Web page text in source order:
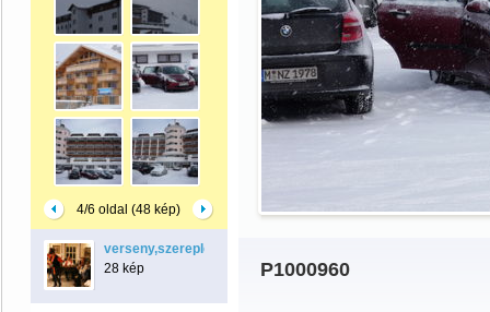
4/6 oldal (48 kép)
verseny,szereplés,lemezborító
28 kép
P1000960